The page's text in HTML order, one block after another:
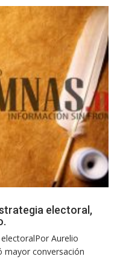
electoral,
Aurelio
mayor conversación